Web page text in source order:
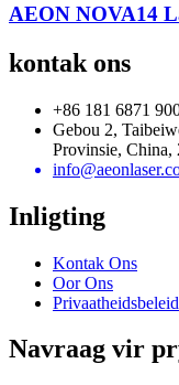
AEON NOVA14
kontak ons
+86 181 6871
Gebou 2,
Provinsie, China,
Inligting
Kontak Ons
Oor Ons
Privaatheidsbeleid
Navraag vir